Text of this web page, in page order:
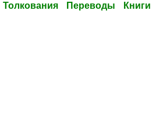
Толкования Переводы Книги